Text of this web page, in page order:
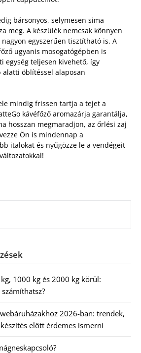
bársonyos, selymesen sima
meg. A készülék nemcsak könnyen
egyszerűen tisztítható is. A
ugyanis mosogatógépben is
egység teljesen kivehető, így
alatti öblítéssel alaposan
mindig frissen tartja a tejet a
kávéfőző aromazárja garantálja,
hosszan megmaradjon, az őrlési zaj
Ön is mindennap a
italokat és nyűgözze le a vendégeit
1000 kg és 2000 kg körül:
2026-ban: trendek,
előtt érdemes ismerni